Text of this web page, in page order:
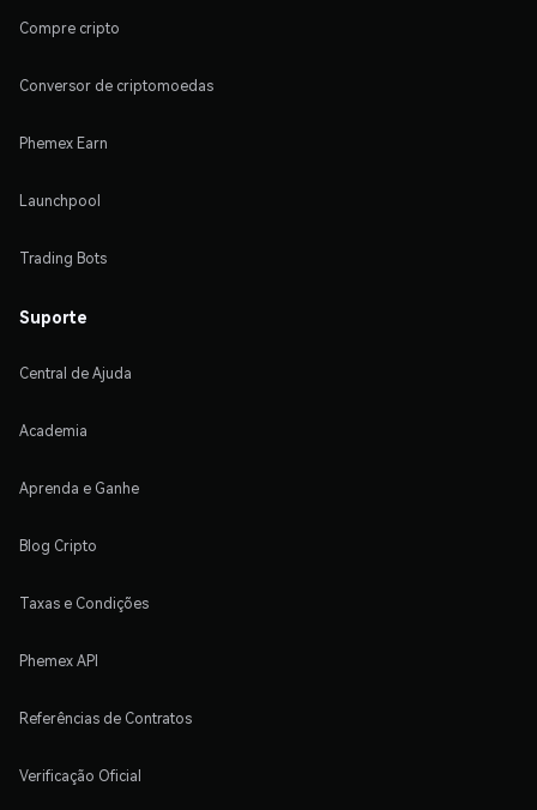
Compre cripto
Conversor de criptomoedas
Phemex Earn
Launchpool
Trading Bots
Suporte
Central de Ajuda
Academia
Aprenda e Ganhe
Blog Cripto
Taxas e Condições
Phemex API
Referências de Contratos
Verificação Oficial